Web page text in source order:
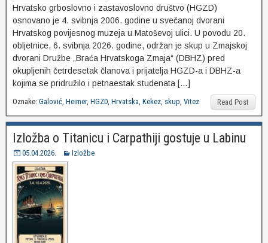
Hrvatsko grboslovno i zastavoslovno društvo (HGZD)
osnovano je 4. svibnja 2006. godine u svečanoj dvorani
Hrvatskog povijesnog muzeja u Matoševoj ulici. U povodu 20.
obljetnice, 6. svibnja 2026. godine, održan je skup u Zmajskoj
dvorani Družbe „Braća Hrvatskoga Zmaja“ (DBHZ) pred
okupljenih četrdesetak članova i prijatelja HGZD-a i DBHZ-a
kojima se pridružilo i petnaestak studenata […]
Read Post
Oznake: Galović, Heimer, HGZD, Hrvatska, Kekez, skup, Vitez
Izložba o Titanicu i Carpathiji gostuje u Labinu
05.04.2026. Izložbe